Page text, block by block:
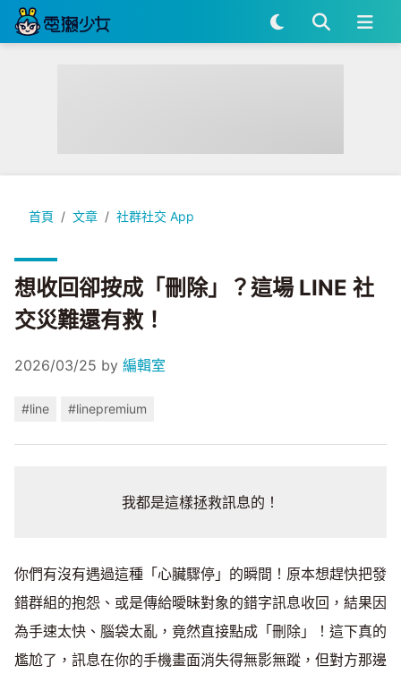
首頁 文章 社群社交 App
想收回卻按成「刪除」？這場 LINE 社交災難還有救！
想收回卻按成「刪除」？這場 LINE 社
交災難還有救！
2026/03/25 by 編輯室
#line #linepremium
我都是這樣拯救訊息的！
你們有沒有遇過這種「心臟驟停」的瞬間！原本想趕快把發
錯群組的抱怨、或是傳給曖昧對象的錯字訊息收回，結果因
為手速太快、腦袋太亂，竟然直接點成「刪除」！這下真的
尷尬了，訊息在你的手機畫面消失得無影無蹤，但對方那邊